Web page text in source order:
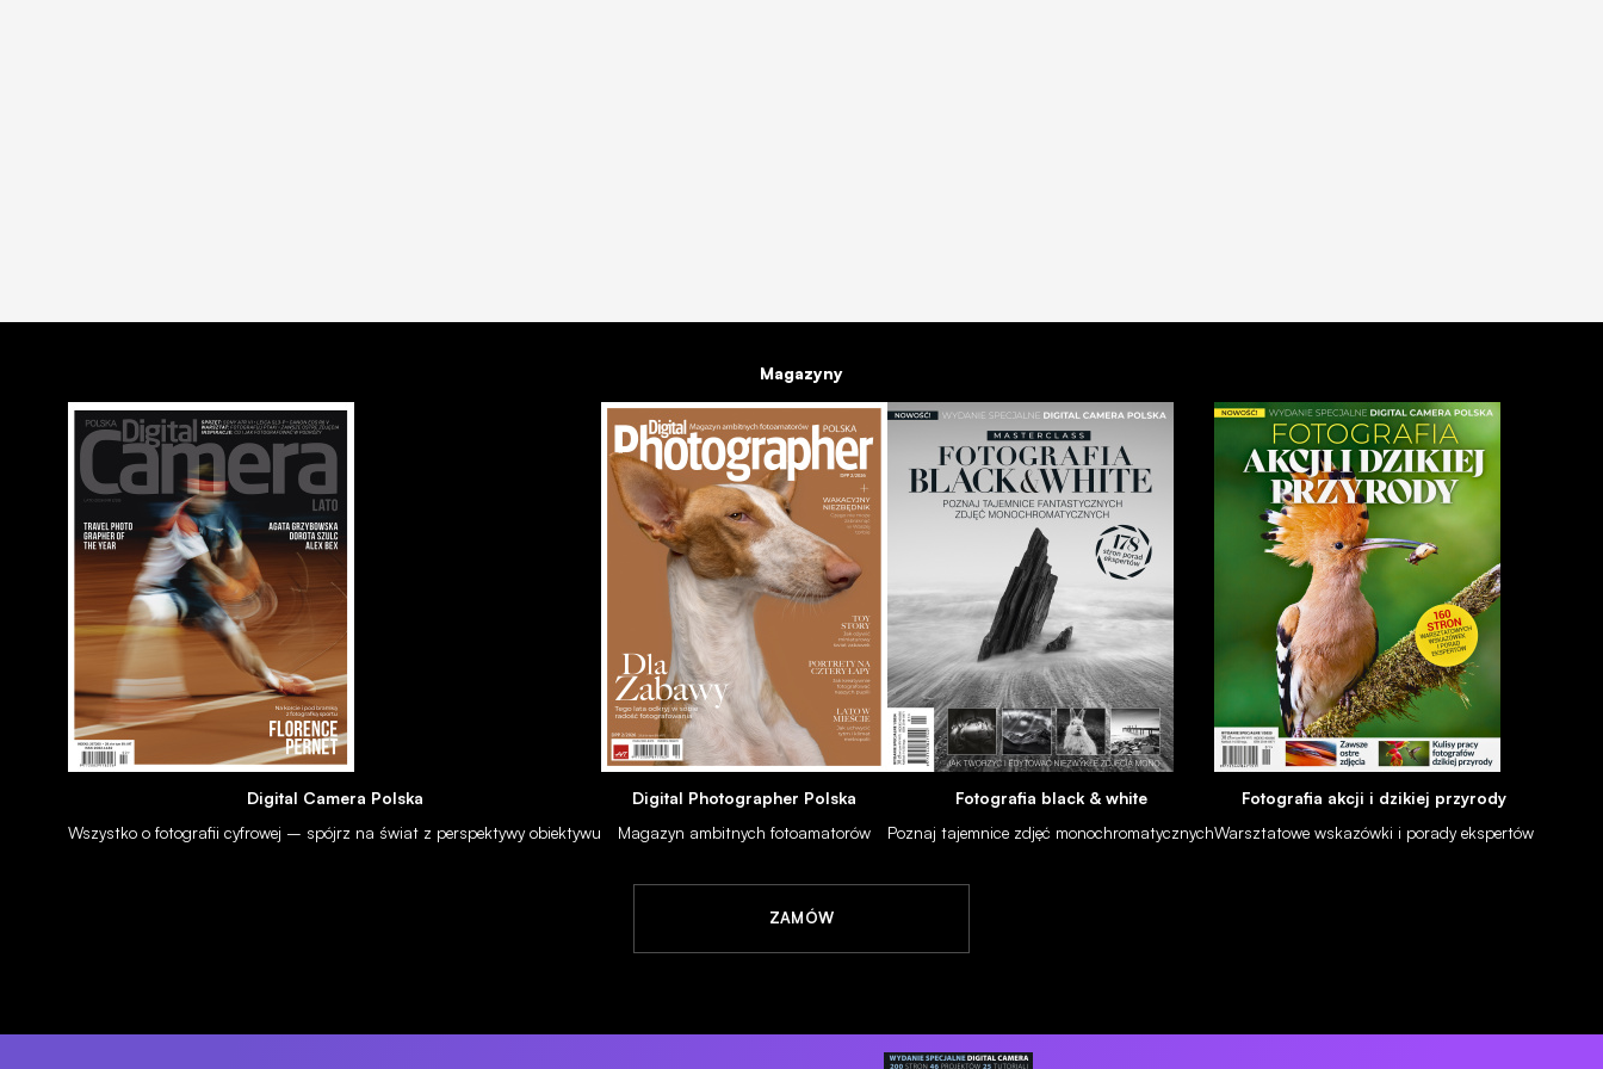
MOBILE
HarmonyOS - Huawei debiutuje ze swoim autorskim systemem
13 sie 2019
APARATY
Canon PowerShot G5 X Mark II - zdjęcia przykładowe
10 lip 2019
Magazyny
Digital Camera Polska
Wszystko o fotografii cyfrowej – spójrz na świat z perspektywy obiektywu
Digital Photographer Polska
Magazyn ambitnych fotoamatorów
Fotografia black & white
Poznaj tajemnice zdjęć monochromatycznych
Fotografia akcji i dzikiej przyrody
Warsztatowe wskazówki i porady ekspertów
ZAMÓW